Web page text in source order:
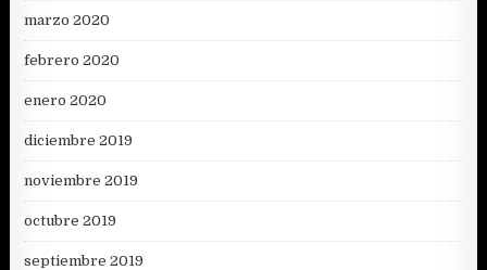
marzo 2020
febrero 2020
enero 2020
diciembre 2019
noviembre 2019
octubre 2019
septiembre 2019